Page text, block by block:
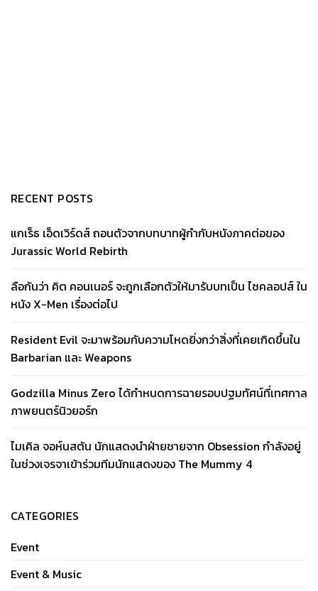
RECENT POSTS
แกเร็ธ เอ็ดเวิร์ดส์ ถอนตัวจากบทบาทผู้กำกับหนังภาคต่อของ
Jurassic World Rebirth
ลือกันว่า คิต คอนเนอร์ จะถูกเลือกตัวให้มารับบทเป็น ไซคลอปส์ ใน
หนัง X-Men เรื่องต่อไป
Resident Evil จะมาพร้อมกับความโหดยิ่งกว่าสิ่งที่เคยเกิดขึ้นใน
Barbarian และ Weapons
Godzilla Minus Zero ได้กำหนดการฉายรอบปฐมทัศน์ที่เทศกาล
ภาพยนตร์นิวยอร์ก
ไมเคิล จอห์นสตัน นักแสดงนำฝ่ายชายจาก Obsession กำลังอยู่
ในช่วงเจรจาเข้าร่วมทีมนักแสดงของ The Mummy 4
CATEGORIES
Event
Event & Music